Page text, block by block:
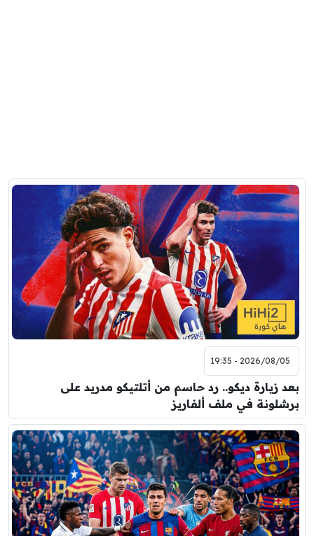
2026/08/05 - 19:35
بعد زيارة ديكو.. رد حاسم من أتلتيكو مدريد على
برشلونة في ملف ألفاريز